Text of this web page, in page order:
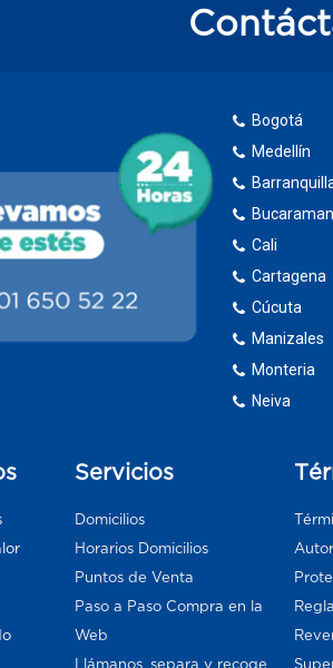
Bogotá
Medellín
Cali
Cartagena
Cúcuta
Manizales
Monteria
Neiva
Servicios
Domicilios
Horarios Domicilios
Puntos de Venta
Paso a Paso Compra en la
Web
Llámanos, separa y recoge